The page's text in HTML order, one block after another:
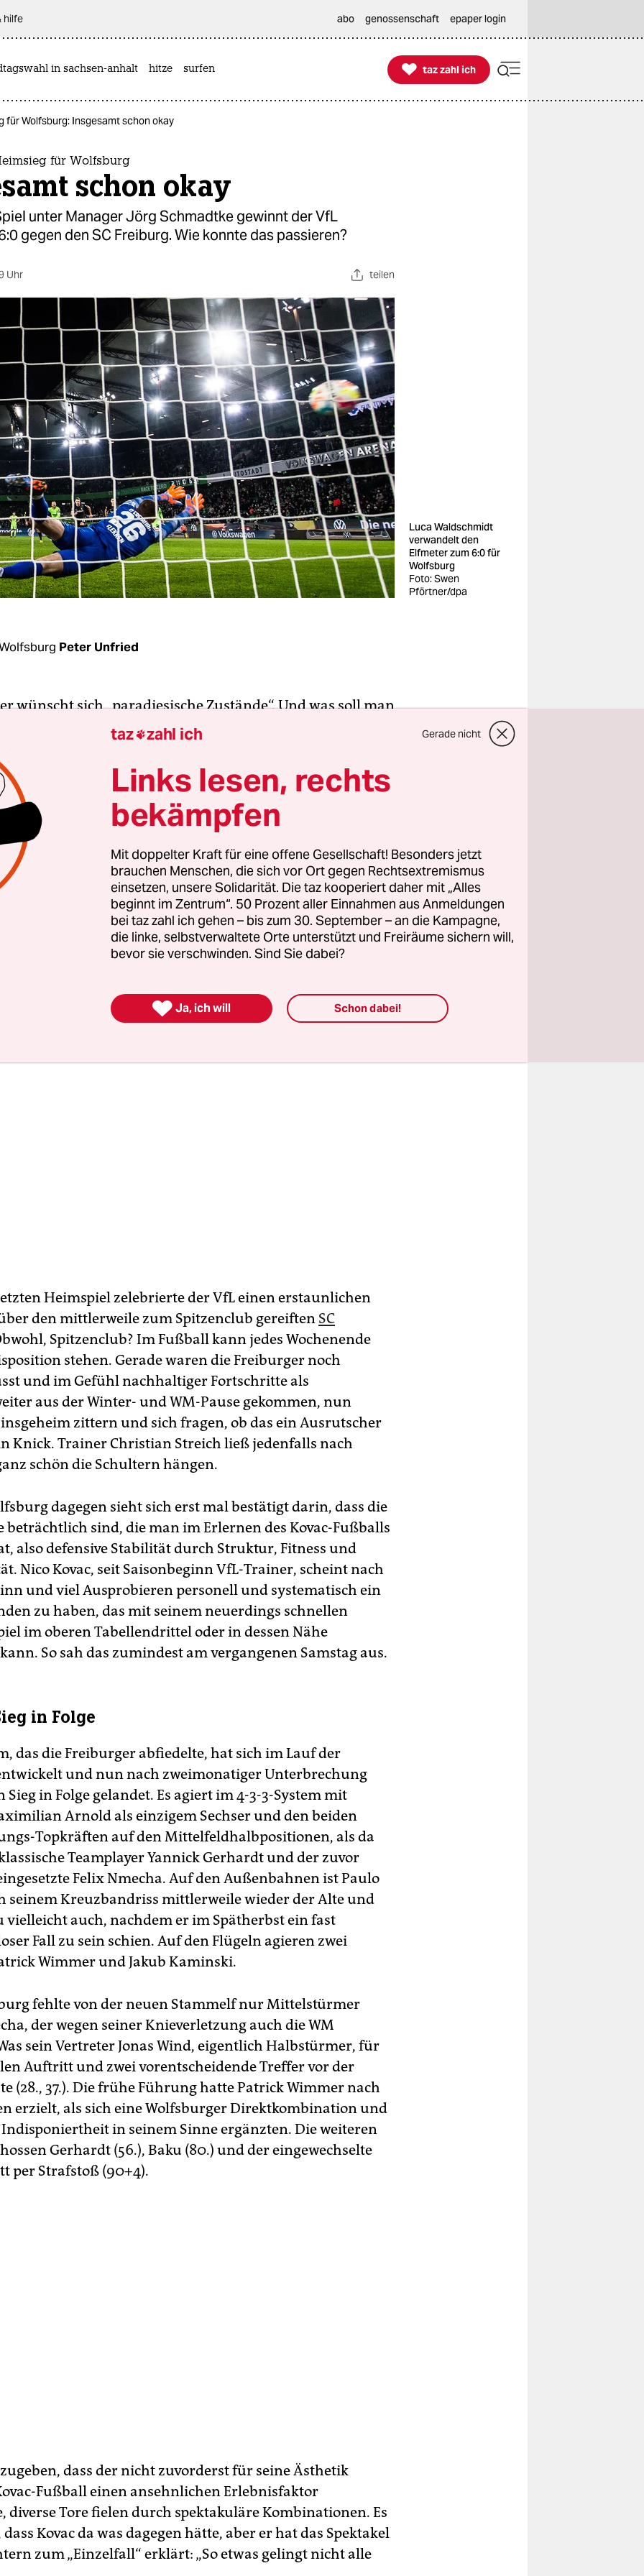
hilfe abo genossenschaft epaper login
in sachsen-anhalt hitze surfen 
taz zahl ich
taz zahl ich
für Wolfsburg: Insgesamt schon okay
für Wolfsburg
schon okay
unter Manager Jörg Schmadtke gewinnt der VfL
gegen den SC Freiburg. Wie konnte das passieren?
Uhr teilen
Luca Waldschmidt
verwandelt den
Elfmeter zum 6:0 für
Wolfsburg
Foto: Swen
Pförtner/dpa
Peter Unfried
wünscht sich „paradiesische Zustände“. Und was soll man
gibt es sie. Jedenfalls nach den Erfahrungen des
wirst du nicht viele Clubs finden, bei denen du besser
bist als beim VfL“, sagt er in einem bilanzierenden
derSüddeutschen Zeitung.
die klaren Zuständigkeitsstrukturen bei Besitzer VW,
in der Stadt und das Fehlen des handelsüblichen
von sogenannten Traditionsclubs, den ganzen
Unfug. Letzteres sagte er nicht explizit, aber man
Schmadtke verlässt zum 31. Januar nicht nur
Jahren den Wolfsburger Bundesligisten, sondern
Heimspiel zelebrierte der VfL einen erstaunlichen
den mittlerweile zum Spitzenclub gereiften SC
Spitzenclub? Im Fußball kann jedes Wochenende
stehen. Gerade waren die Freiburger noch
und im Gefühl nachhaltiger Fortschritte als
aus der Winter- und WM-Pause gekommen, nun
zittern und sich fragen, ob das ein Ausrutscher
Knick. Trainer Christian Streich ließ jedenfalls nach
schön die Schultern hängen.
dagegen sieht sich erst mal bestätigt darin, dass die
beträchtlich sind, die man im Erlernen des Kovac-Fußballs
also defensive Stabilität durch Struktur, Fitness und
Nico Kovac, seit Saisonbeginn VfL-Trainer, scheint nach
und viel Ausprobieren personell und systematisch ein
zu haben, das mit seinem neuerdings schnellen
im oberen Tabellendrittel oder in dessen Nähe
So sah das zumindest am vergangenen Samstag aus.
in Folge
das die Freiburger abfiedelte, hat sich im Lauf der
und nun nach zweimonatiger Unterbrechung
in Folge gelandet. Es agiert im 4-3-3-System mit
Arnold als einzigem Sechser und den beiden
Topkräften auf den Mittelfeldhalbpositionen, als da
Teamplayer Yannick Gerhardt und der zuvor
Felix Nmecha. Auf den Außenbahnen ist Paulo
seinem Kreuzbandriss mittlerweile wieder der Alte und
vielleicht auch, nachdem er im Spätherbst ein fast
Fall zu sein schien. Auf den Flügeln agieren zwei
Wimmer und Jakub Kaminski.
fehlte von der neuen Stammelf nur Mittelstürmer
der wegen seiner Knieverletzung auch die WM
sein Vertreter Jonas Wind, eigentlich Halbstürmer, für
Auftritt und zwei vorentscheidende Treffer vor der
(28., 37.). Die frühe Führung hatte Patrick Wimmer nach
erzielt, als sich eine Wolfsburger Direktkombination und
in seinem Sinne ergänzten. Die weiteren
Gerhardt (56.), Baku (80.) und der eingewechselte
per Strafstoß (90+4).
dass der nicht zuvorderst für seine Ästhetik
Fußball einen ansehnlichen Erlebnisfaktor
diverse Tore fielen durch spektakuläre Kombinationen. Es
Kovac da was dagegen hätte, aber er hat das Spektakel
zum „Einzelfall“ erklärt: „So etwas gelingt nicht alle
taz zahl ich Gerade nicht
Links lesen, rechts
bekämpfen
Mit doppelter Kraft für eine offene Gesellschaft! Besonders jetzt
brauchen Menschen, die sich vor Ort gegen Rechtsextremismus
einsetzen, unsere Solidarität. Die taz kooperiert daher mit „Alles
beginnt im Zentrum“. 50 Prozent aller Einnahmen aus Anmeldungen
bei taz zahl ich gehen – bis zum 30. September – an die Kampagne,
die linke, selbstverwaltete Orte unterstützt und Freiräume sichern will,
bevor sie verschwinden. Sind Sie dabei?
 Ja, ich will Schon dabei!